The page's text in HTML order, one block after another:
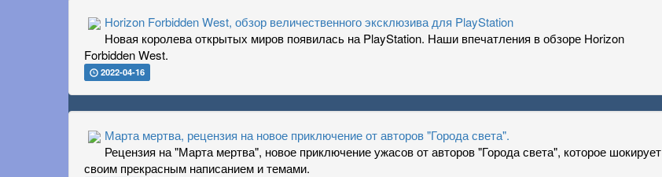
Horizon Forbidden West, обзор величественного эксклюзива для PlayStation
Новая королева открытых миров появилась на PlayStation. Наши впечатления в обзоре Horizon
Forbidden West.
2022-04-16
Марта мертва, рецензия на новое приключение от авторов "Города света".
Рецензия на "Марта мертва", новое приключение ужасов от авторов "Города света", которое шокирует
своим прекрасным написанием и темами.